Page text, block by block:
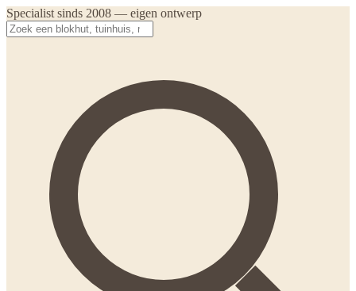
Specialist sinds 2008 — eigen ontwerp